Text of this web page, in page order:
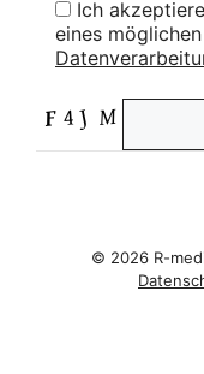
Ich
eines möglichen
© 2026 R-